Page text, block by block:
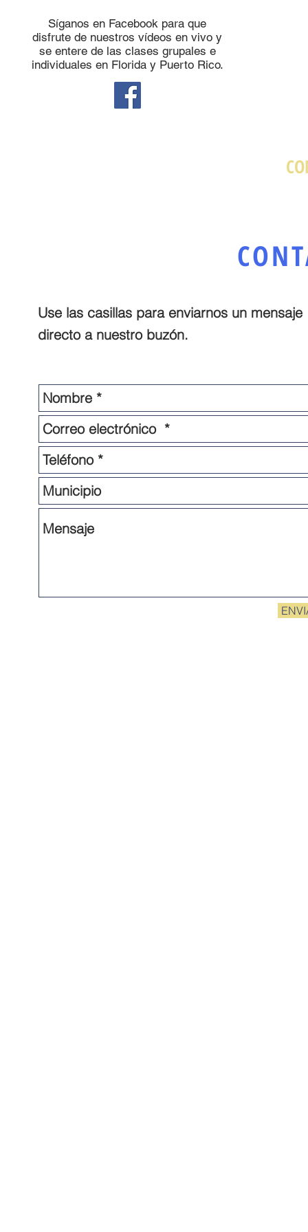
Síganos en Facebook para que
disfrute de nuestros vídeos en vivo y
se entere de las clases grupales e
individuales en Florida y Puerto Rico.
Use las casillas para enviarnos un mensaje
directo a nuestro buzón.